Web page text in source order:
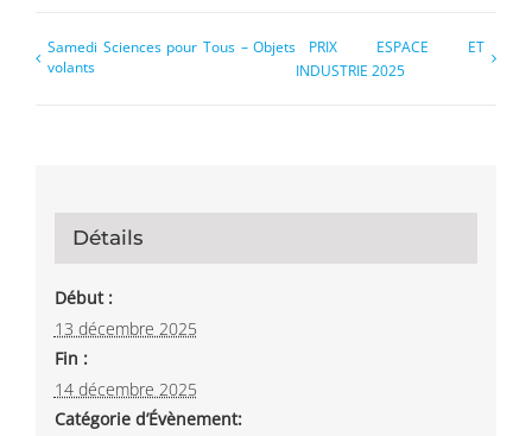
Samedi Sciences pour Tous – Objets
volants
PRIX ESPACE ET
INDUSTRIE 2025
Détails
Début :
13 décembre 2025
Fin :
14 décembre 2025
Catégorie d’Évènement: